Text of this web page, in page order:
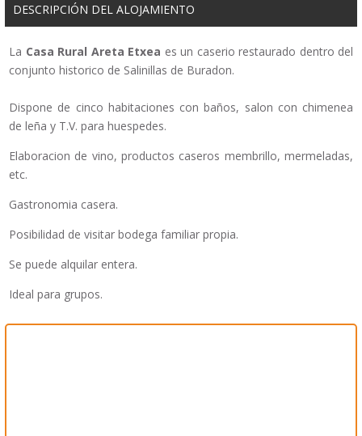
DESCRIPCIÓN DEL ALOJAMIENTO
La Casa Rural Areta Etxea es un caserio restaurado dentro del
conjunto historico de Salinillas de Buradon.
Dispone de cinco habitaciones con baños, salon con chimenea
de leña y T.V. para huespedes.
Elaboracion de vino, productos caseros membrillo, mermeladas,
etc.
Gastronomia casera.
Posibilidad de visitar bodega familiar propia.
Se puede alquilar entera.
Ideal para grupos.